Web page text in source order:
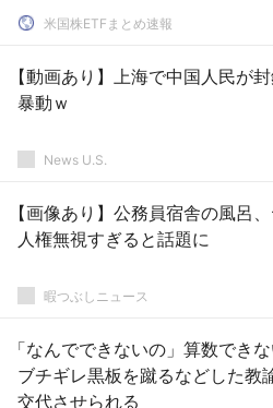
米国株ETFまとめ速報
【動画あり】上海で中国人民が
暴動ｗ
News U.S.
【画像あり】公務員宿舎の風呂
人権無視すぎると話題に
暇つぶしニュース
「なんでできないの」算数でき
ブチギレ黒板を蹴るなどした教
交代させられる